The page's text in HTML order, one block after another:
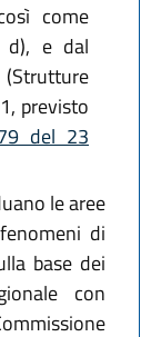
come
d), e dal
previsto
del 23
le aree
di
base dei
con